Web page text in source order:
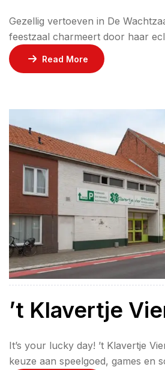
Gezellig vertoeven in De
feestzaal charmeert door haar
Read More
’t Klavertje
It’s your lucky day! ’t Klavertje
keuze aan speelgoed, games en